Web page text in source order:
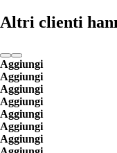
Altri clienti
Aggiungi
Aggiungi
Aggiungi
Aggiungi
Aggiungi
Aggiungi
Aggiungi